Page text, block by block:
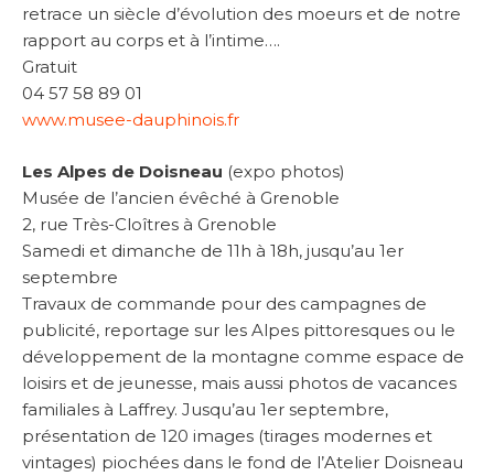
retrace un siècle d’évolution des moeurs et de notre
rapport au corps et à l’intime….
Gratuit
04 57 58 89 01
www.musee-dauphinois.fr
Les Alpes de Doisneau (expo photos)
Musée de l’ancien évêché à Grenoble
2, rue Très-Cloîtres à Grenoble
Samedi et dimanche de 11h à 18h, jusqu’au 1er
septembre
Travaux de commande pour des campagnes de
publicité, reportage sur les Alpes pittoresques ou le
développement de la montagne comme espace de
loisirs et de jeunesse, mais aussi photos de vacances
familiales à Laffrey. Jusqu’au 1er septembre,
présentation de 120 images (tirages modernes et
vintages) piochées dans le fond de l’Atelier Doisneau